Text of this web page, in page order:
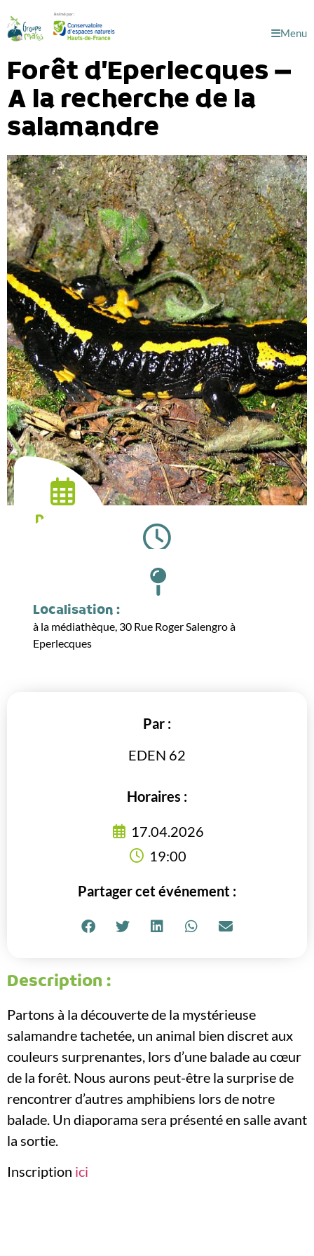
Menu
Forêt d’Eperlecques –
A la recherche de la
salamandre
Date :
Localisation :
à la médiathèque, 30 Rue Roger Salengro à
Eperlecques
Par :
EDEN 62
Horaires :
17.04.2026
19:00
Partager cet événement :
Description :
Partons à la découverte de la mystérieuse
salamandre tachetée, un animal bien discret aux
couleurs surprenantes, lors d’une balade au cœur
de la forêt. Nous aurons peut-être la surprise de
rencontrer d’autres amphibiens lors de notre
balade. Un diaporama sera présenté en salle avant
la sortie.
Inscription ici